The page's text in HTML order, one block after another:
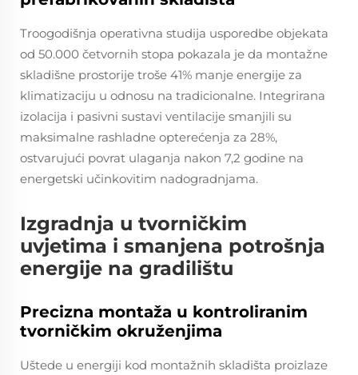
Troogodišnja operativna studija usporedbe objekata
od 50.000 četvornih stopa pokazala je da montažne
skladišne prostorije troše 41% manje energije za
klimatizaciju u odnosu na tradicionalne. Integrirana
izolacija i pasivni sustavi ventilacije smanjili su
maksimalne rashladne opterećenja za 28%,
ostvarujući povrat ulaganja nakon 7,2 godine na
energetski učinkovitim nadogradnjama.
Izgradnja u tvorničkim
uvjetima i smanjena potrošnja
energije na gradilištu
Precizna montaža u kontroliranim
tvorničkim okruženjima
Uštede u energiji kod montažnih skladišta proizlaze